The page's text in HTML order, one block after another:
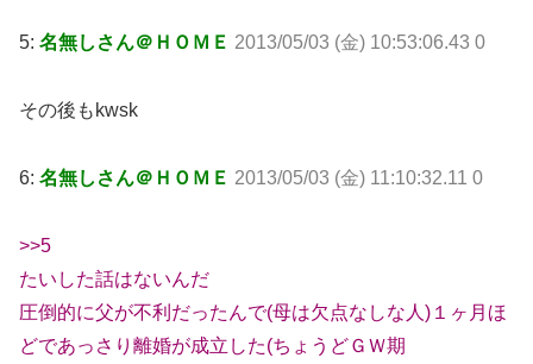
5: 名無しさん＠ＨＯＭＥ 2013/05/03 (金) 10:53:06.43 0
その後もkwsk
6: 名無しさん＠ＨＯＭＥ 2013/05/03 (金) 11:10:32.11 0
>>5
たいした話はないんだ
圧倒的に父が不利だったんで(母は欠点なしな人)１ヶ月ほ
どであっさり離婚が成立した(ちょうどＧＷ期